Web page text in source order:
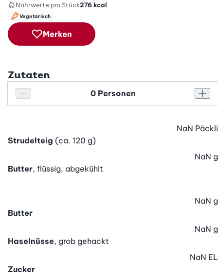
Nährwerte pro Stück276kcal
Vegetarisch
Merken
Zutaten
Personenanzahl verringern
Personenanzahl
Strudelteig (ca. 120 g)
NaN Päckli
Butter, flüssig, abgekühlt
NaN g
Butter
NaN g
Haselnüsse, grob gehackt
NaN g
Zucker
NaN EL